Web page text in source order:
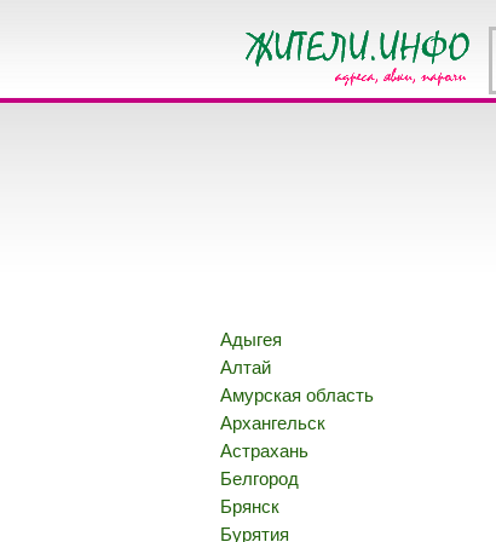
Адыгея
Алтай
Амурская область
Архангельск
Астрахань
Белгород
Брянск
Бурятия